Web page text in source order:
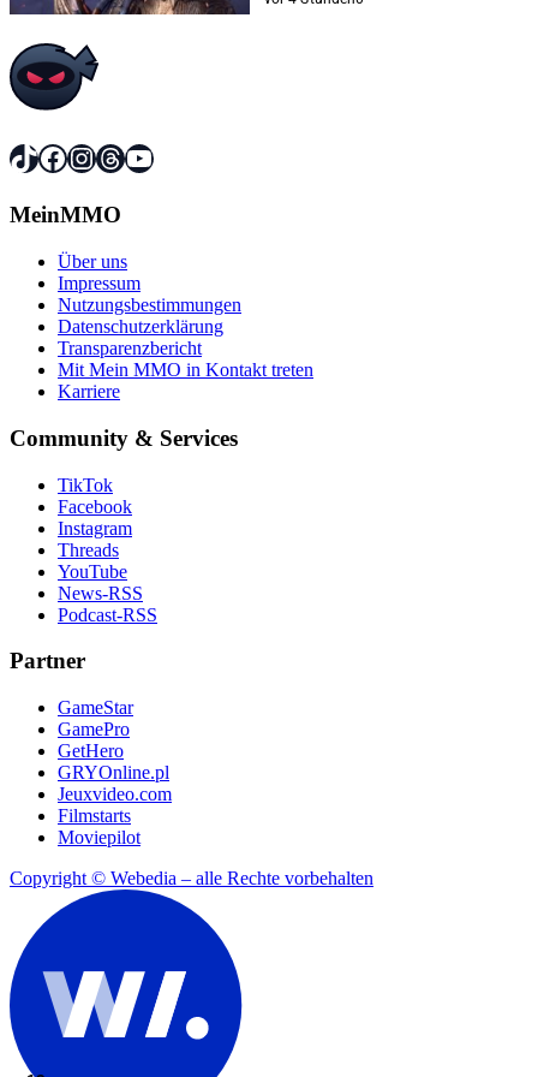
TikTok
Facebook
Instagram
Threads
YouTube
MeinMMO
Über uns
Impressum
Nutzungsbestimmungen
Datenschutzerklärung
Transparenzbericht
Mit Mein MMO in Kontakt treten
Karriere
Community & Services
TikTok
Facebook
Instagram
Threads
YouTube
News-RSS
Podcast-RSS
Partner
GameStar
GamePro
GetHero
GRYOnline.pl
Jeuxvideo.com
Filmstarts
Moviepilot
Copyright © Webedia – alle Rechte vorbehalten